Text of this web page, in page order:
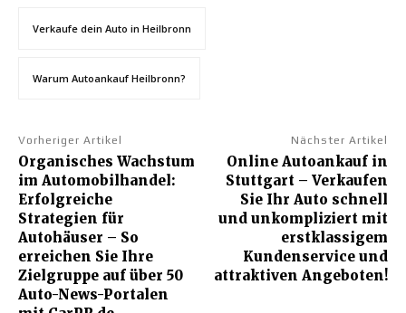
Verkaufe dein Auto in Heilbronn
Warum Autoankauf Heilbronn?
Vorheriger Artikel
Organisches Wachstum
im Automobilhandel:
Erfolgreiche
Strategien für
Autohäuser – So
erreichen Sie Ihre
Zielgruppe auf über 50
Auto-News-Portalen
Nächster Artikel
Online Autoankauf in
Stuttgart – Verkaufen
Sie Ihr Auto schnell
und unkompliziert mit
erstklassigem
Kundenservice und
attraktiven Angeboten!